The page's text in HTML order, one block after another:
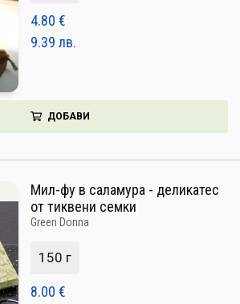
4.80 €
9.39 лв.
ДОБАВИ
Мил-фу в саламура - деликатес
от тиквени семки
Green Donna
150 г
8.00 €